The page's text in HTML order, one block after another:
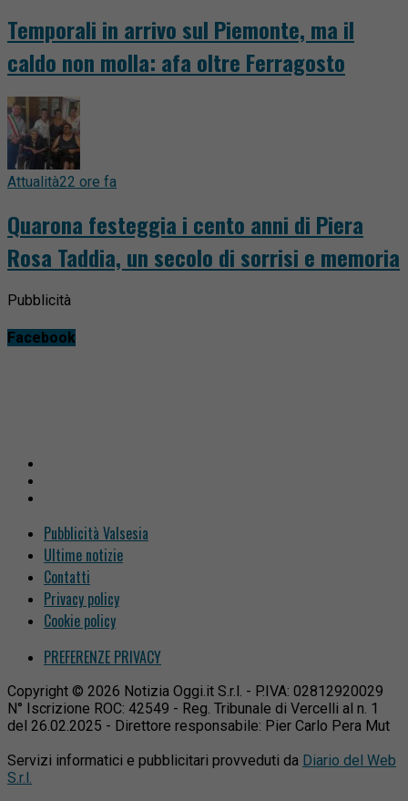
Temporali in arrivo sul Piemonte, ma il
caldo non molla: afa oltre Ferragosto
Attualità22 ore fa
Quarona festeggia i cento anni di Piera
Rosa Taddia, un secolo di sorrisi e memoria
Pubblicità
Facebook
Pubblicità Valsesia
Ultime notizie
Contatti
Privacy policy
Cookie policy
PREFERENZE PRIVACY
Copyright © 2026 Notizia Oggi.it S.r.l. - P.IVA: 02812920029
N° Iscrizione ROC: 42549 - Reg. Tribunale di Vercelli al n. 1
del 26.02.2025 - Direttore responsabile: Pier Carlo Pera Mut
Servizi informatici e pubblicitari provveduti da Diario del Web
S.r.l.